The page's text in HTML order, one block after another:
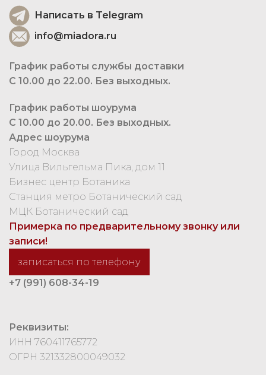
Написать в Telegram
info@miadora.ru
График работы службы доставки
С 10.00 до 22.00. Без выходных.
График работы шоурума
С 10.00 до 20.00. Без выходных.
Адрес шоурума
Город Москва
Улица Вильгельма Пика, дом 11
Бизнес центр Ботаника
Станция метро Ботанический сад
МЦК Ботанический сад
Примерка по предварительному звонку или
записи!
записаться по телефону
+7 (991) 608-34-19
Реквизиты:
ИНН 760411765772
ОГРН 321332800049032